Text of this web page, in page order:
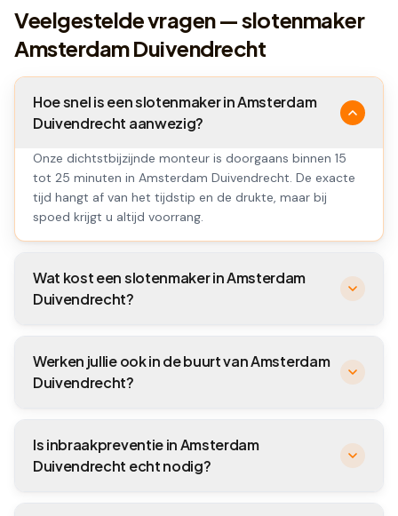
Veelgestelde vragen — slotenmaker
Amsterdam Duivendrecht
Hoe snel is een slotenmaker in Amsterdam
Duivendrecht aanwezig?
Onze dichtstbijzijnde monteur is doorgaans binnen 15
tot 25 minuten in Amsterdam Duivendrecht. De exacte
tijd hangt af van het tijdstip en de drukte, maar bij
spoed krijgt u altijd voorrang.
Wat kost een slotenmaker in Amsterdam
Duivendrecht?
Werken jullie ook in de buurt van Amsterdam
Duivendrecht?
Is inbraakpreventie in Amsterdam
Duivendrecht echt nodig?